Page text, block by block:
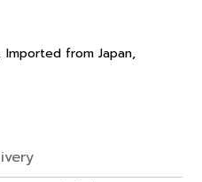
Imported from Japan,